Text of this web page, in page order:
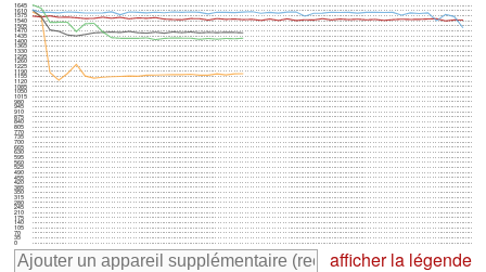
0
35
70
105
140
175
210
245
280
315
350
385
420
455
490
525
560
595
630
665
700
735
770
805
840
875
910
945
980
1015
1050
1085
1120
1155
1190
1225
1260
1295
1330
1365
1400
1435
1470
1505
1540
1575
1610
1645
afficher la légende